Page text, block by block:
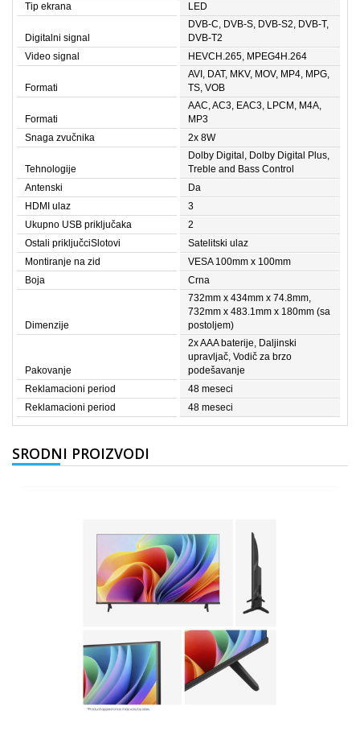
Tip ekrana
LED
Digitalni signal
DVB-C, DVB-S, DVB-S2, DVB-T,
DVB-T2
Video signal
HEVCH.265, MPEG4H.264
Formati
AVI, DAT, MKV, MOV, MP4, MPG,
TS, VOB
Formati
AAC, AC3, EAC3, LPCM, M4A,
MP3
Snaga zvučnika
2x 8W
Tehnologije
Dolby Digital, Dolby Digital Plus,
Treble and Bass Control
Antenski
Da
HDMI ulaz
3
Ukupno USB priključaka
2
Ostali priključciSlotovi
Satelitski ulaz
Montiranje na zid
VESA 100mm x 100mm
Boja
Crna
Dimenzije
732mm x 434mm x 74.8mm,
732mm x 483.1mm x 180mm (sa
postoljem)
Pakovanje
2x AAA baterije, Daljinski
upravljač, Vodič za brzo
podešavanje
Reklamacioni period
48 meseci
Reklamacioni period
48 meseci
SRODNI PROIZVODI